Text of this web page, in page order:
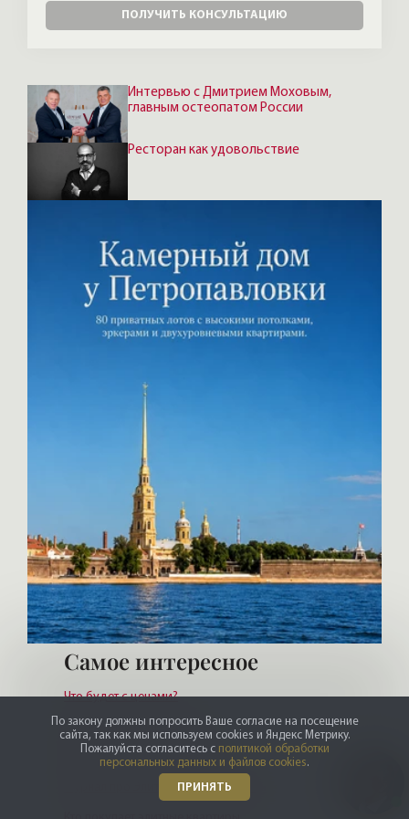
Самое интересное
Что будет с ценами?
Откровенно о VIP сделках
Где живет элита Петербурга
Журнал про Элитную недвижимость
Интервью с Дмитрием Моховым,
главным остеопатом России
Ресторан как удовольствие
ПОЛУЧИТЬ КОНСУЛЬТАЦИЮ
По закону должны попросить Ваше согласие на посещение
сайта, так как мы используем cookies и Яндекс Метрику.
Пожалуйста согласитесь с политикой обработки
персональных данных и файлов cookies.
ПРИНЯТЬ